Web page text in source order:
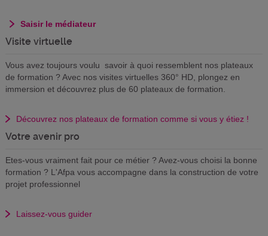
Saisir le médiateur
Visite virtuelle
Vous avez toujours voulu savoir à quoi ressemblent nos plateaux
de formation ? Avec nos visites virtuelles 360° HD, plongez en
immersion et découvrez plus de 60 plateaux de formation.
Découvrez nos plateaux de formation comme si vous y étiez !
Votre avenir pro
Etes-vous vraiment fait pour ce métier ? Avez-vous choisi la bonne
formation ? L'Afpa vous accompagne dans la construction de votre
projet professionnel
Laissez-vous guider